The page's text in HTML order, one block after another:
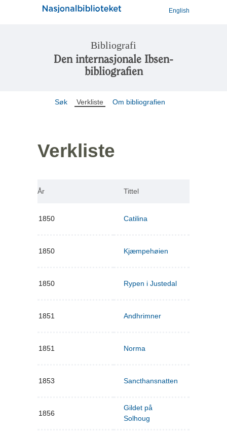
English
Bibliografi
Den internasjonale Ibsen-
bibliografien
Søk Verkliste Om bibliografien
Verkliste
År Tittel
1850 Catilina
1850 Kjæmpehøien
1850 Rypen i Justedal
1851 Andhrimner
1851 Norma
1853 Sancthansnatten
1856
Gildet på
Solhoug